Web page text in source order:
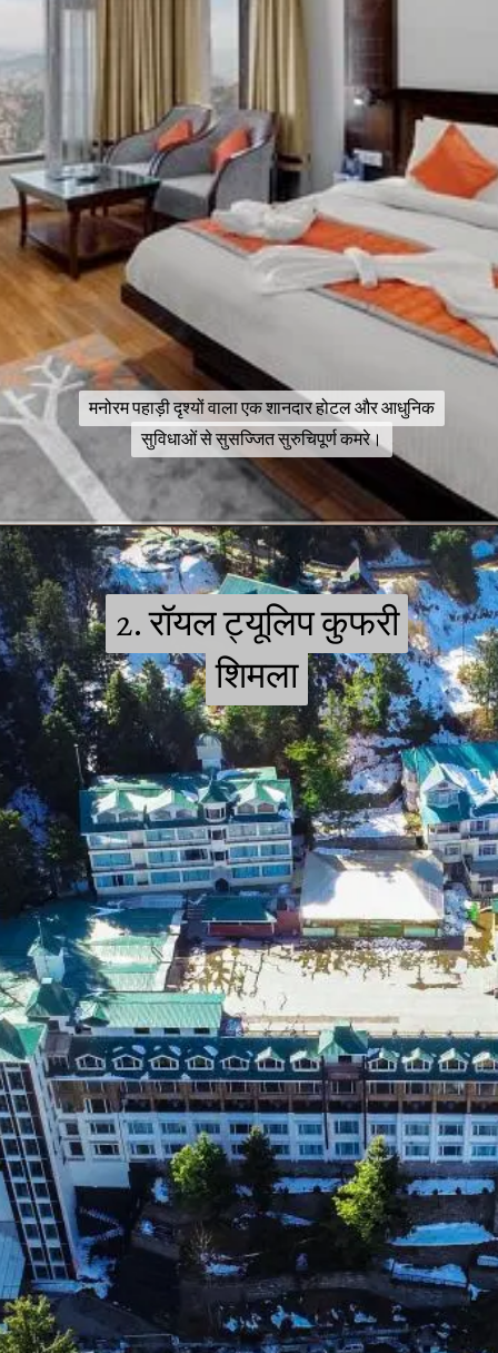
मनोरम पहाड़ी दृश्यों वाला एक शानदार होटल और आधुनिक
सुविधाओं से सुसज्जित सुरुचिपूर्ण कमरे।
मनोरम पहाड़ी दृश्यों वाला एक शानदार होटल और आधुनिक
सुविधाओं से सुसज्जित सुरुचिपूर्ण कमरे।
2. रॉयल ट्यूलिप कुफरी
शिमला
2. रॉयल ट्यूलिप कुफरी
शिमला